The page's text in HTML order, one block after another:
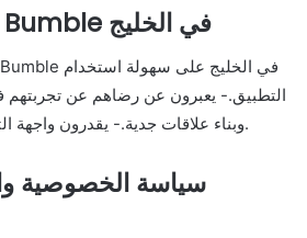
تقييم مستخدمي Bumble في الخليج
التطبيق.- يعبرون عن رضاهم عن
وبناء علاقات جدية.- يقدرون واجهة التطبيق البسيطة والمريحة.
سياسة الخصوصية